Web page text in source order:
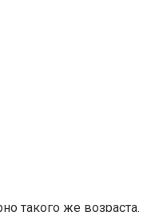
такого же возраста.